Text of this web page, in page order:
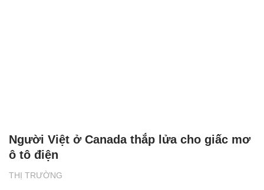
THỊ TRƯỜNG
Người Việt ở Canada thắp lửa cho giấc mơ
ô tô điện